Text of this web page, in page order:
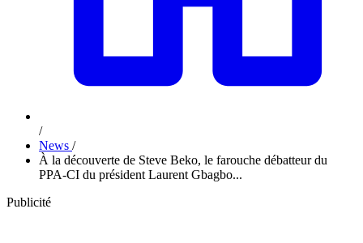
/
News /
À la découverte de Steve Beko, le farouche débatteur du
PPA-CI du président Laurent Gbagbo...
Publicité